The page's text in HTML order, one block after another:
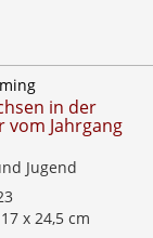
in der
vom Jahrgang
Jugend
x 24,5 cm